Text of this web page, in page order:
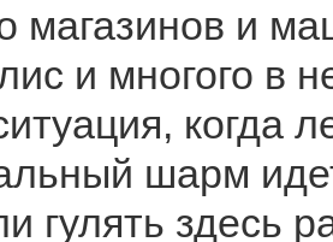
магазинов и
и многого в
когда
шарм
гулять здесь